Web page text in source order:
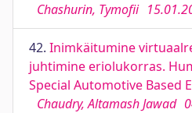
Chashurin, Tymofii
42. Inimkäitumine
juhtimine eriolukorras.
Special Automotive Based
Chaudry, Altamash Jawad